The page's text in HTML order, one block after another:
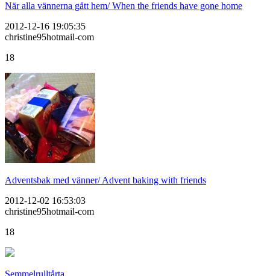
När alla vännerna gått hem/ When the friends have gone home
2012-12-16 19:05:35
christine95hotmail-com
18
Adventsbak med vänner/ Advent baking with friends
2012-12-02 16:53:03
christine95hotmail-com
18
Semmelrulltårta